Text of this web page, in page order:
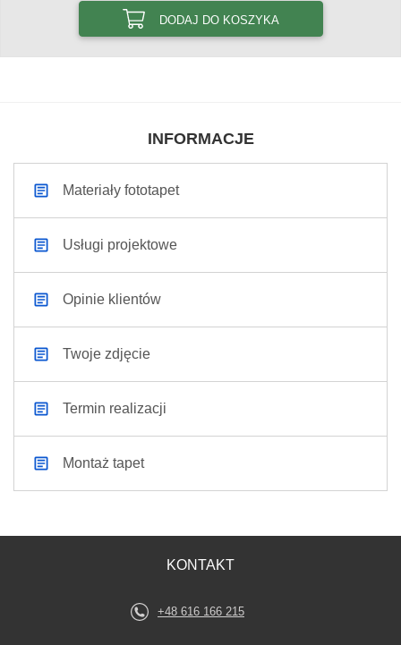
DODAJ DO KOSZYKA
INFORMACJE
Materiały fototapet
Usługi projektowe
Opinie klientów
Twoje zdjęcie
Termin realizacji
Montaż tapet
KONTAKT
+48 616 166 215